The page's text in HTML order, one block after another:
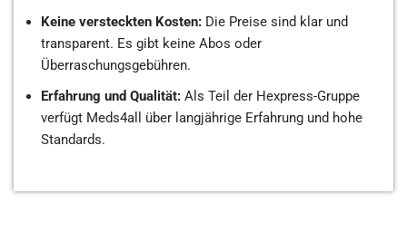
Keine versteckten Kosten: Die Preise sind klar und
transparent. Es gibt keine Abos oder
Überraschungsgebühren.
Erfahrung und Qualität: Als Teil der Hexpress-Gruppe
verfügt Meds4all über langjährige Erfahrung und hohe
Standards.